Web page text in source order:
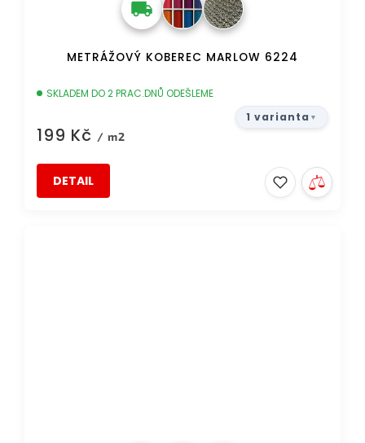
METRÁŽOVÝ KOBEREC MARLOW 6224
SKLADEM DO 2 PRAC.DNŮ ODEŠLEME
199 Kč / m2
DETAIL
1 varianta